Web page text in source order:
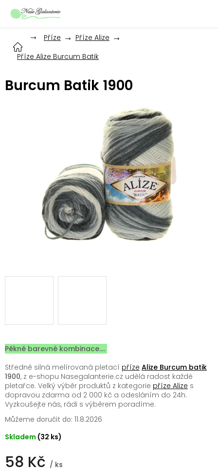
Příze
Příze Alize
Příze Alize Burcum Batik
Burcum Batik 1900
58 Kč / ks
Skladem (32 ks)
Můžeme doručit do: 11.8.2026
Pěkné barevné kombinace....
Středně silná melírovaná pletací příze Alize Burcum batik
1900, z e-shopu Nasegalanterie.cz udělá radost každé
pletařce. Velký výběr produktů z kategorie příze Alize s
dopravou zdarma od 2 000 kč a odesláním do 24h.
Vyzkoušejte nás, rádi s výběrem poradíme.